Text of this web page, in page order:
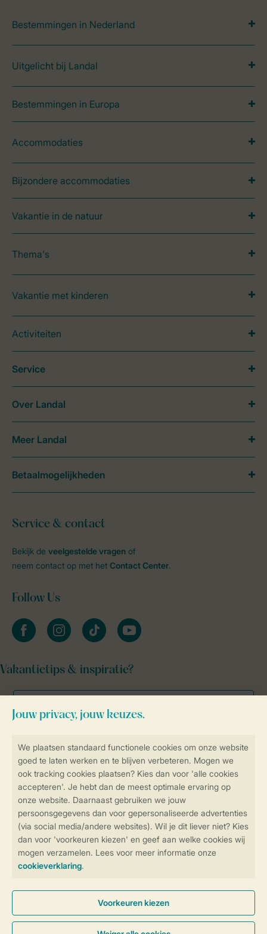
Controle over jouw gegevens &
Instellingen wijzigen
Veilig en snel online boeken
Veilige gegevensoverdracht
Veilige betaling
Bestemmingen in Nederland
Uitgelicht bij Landal
Bestemmingen in Europa
Accommodaties
Bijzondere accommodaties
Vakantie in de natuur
Thema's
Vakantie met kinderen
Activiteiten
Service & contact
Bekijk de veelgestelde vragen of
neem contact op met het Contact Center.
Follow Us
facebookinstagramtiktok youtube
Vakantietips & inspiratie?
Service
Over Landal
Meer Landal
Betaalmogelijkheden